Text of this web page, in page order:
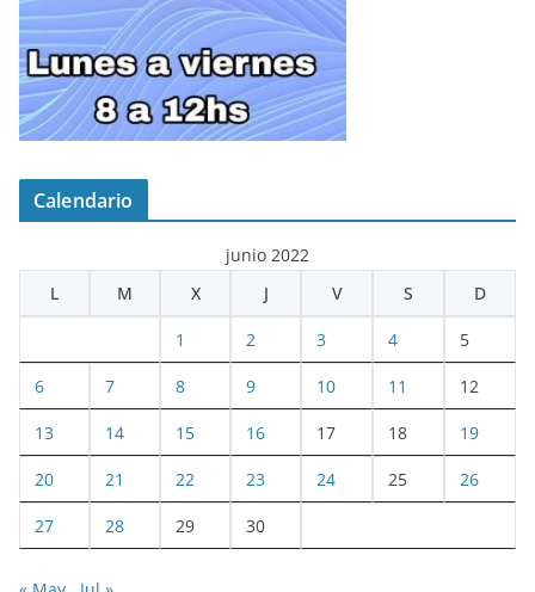
Calendario
junio 2022
L
M X J V S D
1 2 3 4 5
6 7 8 9 10 11 12
13 14 15 16 17 18 19
20 21 22 23 24 25 26
27 28 29 30